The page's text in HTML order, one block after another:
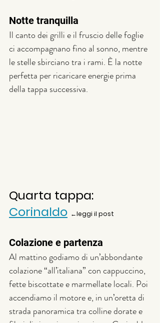
Notte tranquilla
Il canto dei grilli e il fruscio delle foglie
ci accompagnano fino al sonno, mentre
le stelle sbirciano tra i rami. È la notte
perfetta per ricaricare energie prima
della tappa successiva.
Quarta tappa:
Corinaldo ←leggi il post
Colazione e partenza
Al mattino godiamo di un’abbondante
colazione “all’italiana” con cappuccino,
fette biscottate e marmellate locali. Poi
accendiamo il motore e, in un’oretta di
strada panoramica tra colline dorate e